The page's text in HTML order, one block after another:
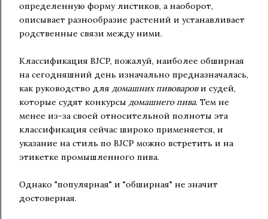
определенную форму листиков, а наоборот,
описывает разнообразие растений и устанавливает
родственные связи между ними.
Классификация BJCP, пожалуй, наиболее обширная
на сегодняшний день изначально предназначалась,
как руководство для домашних пивоварови судей,
которые судят конкурсы домашнего пива. Тем не
менее из-за своей относительной полноты эта
классификация сейчас широко применяется, и
указание на стиль по BJCP можно встретить и на
этикетке промышленного пива.
Однако "популярная" и "обширная" не значит
достоверная.